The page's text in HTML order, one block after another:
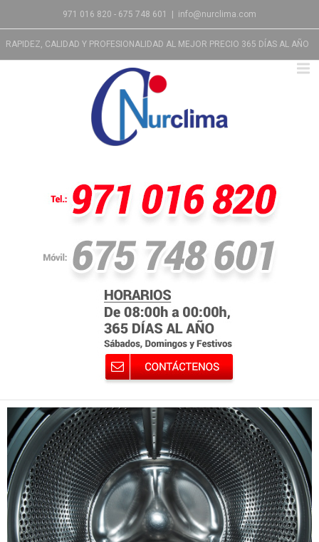
971 016 820 - 675 748 601 info@nurclima.com
RAPIDEZ, CALIDAD Y PROFESIONALIDAD AL MEJOR PRECIO 365 DÍAS AL AÑO